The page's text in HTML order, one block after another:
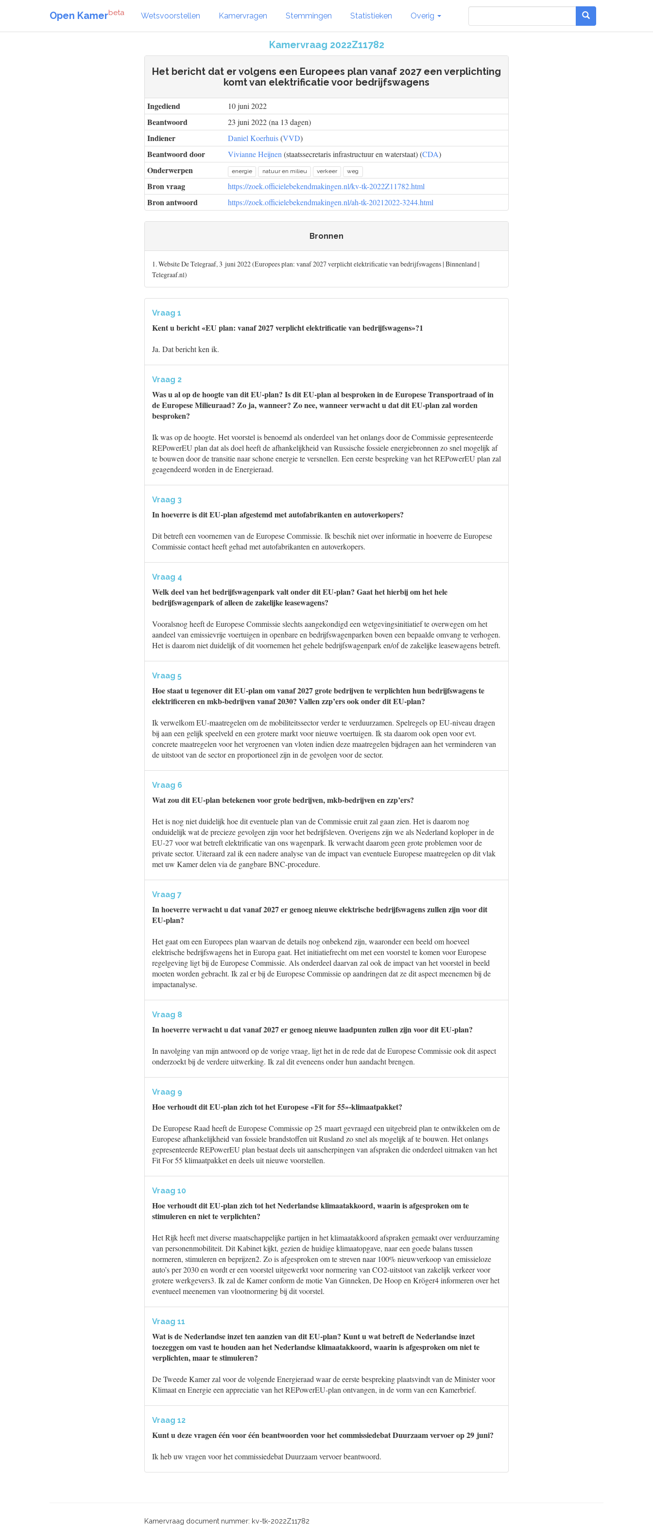
Open Kamerbeta Wetsvoorstellen Kamervragen Stemmingen Statistieken Overig
Kamervraag 2022Z11782
Het bericht dat er volgens een Europees plan vanaf 2027 een verplichting
komt van elektrificatie voor bedrijfswagens
Ingediend 10 juni 2022
Beantwoord 23 juni 2022 (na 13 dagen)
Indiener Daniel Koerhuis(VVD)
Beantwoord door Vivianne Heijnen (staatssecretaris infrastructuur en waterstaat) (CDA)
Onderwerpen energie natuur en milieu verkeer weg
Bron vraag https://zoek.officielebekendmakingen.nl/kv-tk-2022Z11782.html
Bron antwoord https://zoek.officielebekendmakingen.nl/ah-tk-20212022-3244.html
Bronnen
1. Website De Telegraaf, 3 juni 2022 (Europees plan: vanaf 2027 verplicht elektrificatie van bedrijfswagens | Binnenland |
Telegraaf.nl)
Vraag 1
Kent u bericht «EU plan: vanaf 2027 verplicht elektrificatie van bedrijfswagens»?1
Ja. Dat bericht ken ik.
Vraag 2
Was u al op de hoogte van dit EU-plan? Is dit EU-plan al besproken in de Europese Transportraad of in
de Europese Milieuraad? Zo ja, wanneer? Zo nee, wanneer verwacht u dat dit EU-plan zal worden
besproken?
Ik was op de hoogte. Het voorstel is benoemd als onderdeel van het onlangs door de Commissie gepresenteerde
REPowerEU plan dat als doel heeft de afhankelijkheid van Russische fossiele energiebronnen zo snel mogelijk af
te bouwen door de transitie naar schone energie te versnellen. Een eerste bespreking van het REPowerEU plan zal
geagendeerd worden in de Energieraad.
Vraag 3
In hoeverre is dit EU-plan afgestemd met autofabrikanten en autoverkopers?
Dit betreft een voornemen van de Europese Commissie. Ik beschik niet over informatie in hoeverre de Europese
Commissie contact heeft gehad met autofabrikanten en autoverkopers.
Vraag 4
Welk deel van het bedrijfswagenpark valt onder dit EU-plan? Gaat het hierbij om het hele
bedrijfswagenpark of alleen de zakelijke leasewagens?
Vooralsnog heeft de Europese Commissie slechts aangekondigd een wetgevingsinitiatief te overwegen om het
aandeel van emissievrije voertuigen in openbare en bedrijfswagenparken boven een bepaalde omvang te verhogen.
Het is daarom niet duidelijk of dit voornemen het gehele bedrijfswagenpark en/of de zakelijke leasewagens betreft.
Vraag 5
Hoe staat u tegenover dit EU-plan om vanaf 2027 grote bedrijven te verplichten hun bedrijfswagens te
elektrificeren en mkb-bedrijven vanaf 2030? Vallen zzp’ers ook onder dit EU-plan?
Ik verwelkom EU-maatregelen om de mobiliteitssector verder te verduurzamen. Spelregels op EU-niveau dragen
bij aan een gelijk speelveld en een grotere markt voor nieuwe voertuigen. Ik sta daarom ook open voor evt.
concrete maatregelen voor het vergroenen van vloten indien deze maatregelen bijdragen aan het verminderen van
de uitstoot van de sector en proportioneel zijn in de gevolgen voor de sector.
Vraag 6
Wat zou dit EU-plan betekenen voor grote bedrijven, mkb-bedrijven en zzp’ers?
Het is nog niet duidelijk hoe dit eventuele plan van de Commissie eruit zal gaan zien. Het is daarom nog
onduidelijk wat de precieze gevolgen zijn voor het bedrijfsleven. Overigens zijn we als Nederland koploper in de
EU-27 voor wat betreft elektrificatie van ons wagenpark. Ik verwacht daarom geen grote problemen voor de
private sector. Uiteraard zal ik een nadere analyse van de impact van eventuele Europese maatregelen op dit vlak
met uw Kamer delen via de gangbare BNC-procedure.
Vraag 7
In hoeverre verwacht u dat vanaf 2027 er genoeg nieuwe elektrische bedrijfswagens zullen zijn voor dit
EU-plan?
Het gaat om een Europees plan waarvan de details nog onbekend zijn, waaronder een beeld om hoeveel
elektrische bedrijfswagens het in Europa gaat. Het initiatiefrecht om met een voorstel te komen voor Europese
regelgeving ligt bij de Europese Commissie. Als onderdeel daarvan zal ook de impact van het voorstel in beeld
moeten worden gebracht. Ik zal er bij de Europese Commissie op aandringen dat ze dit aspect meenemen bij de
impactanalyse.
Vraag 8
In hoeverre verwacht u dat vanaf 2027 er genoeg nieuwe laadpunten zullen zijn voor dit EU-plan?
In navolging van mijn antwoord op de vorige vraag, ligt het in de rede dat de Europese Commissie ook dit aspect
onderzoekt bij de verdere uitwerking. Ik zal dit eveneens onder hun aandacht brengen.
Vraag 9
Hoe verhoudt dit EU-plan zich tot het Europese «Fit for 55»-klimaatpakket?
De Europese Raad heeft de Europese Commissie op 25 maart gevraagd een uitgebreid plan te ontwikkelen om de
Europese afhankelijkheid van fossiele brandstoffen uit Rusland zo snel als mogelijk af te bouwen. Het onlangs
gepresenteerde REPowerEU plan bestaat deels uit aanscherpingen van afspraken die onderdeel uitmaken van het
Fit For 55 klimaatpakket en deels uit nieuwe voorstellen.
Vraag 10
Hoe verhoudt dit EU-plan zich tot het Nederlandse klimaatakkoord, waarin is afgesproken om te
stimuleren en niet te verplichten?
Het Rijk heeft met diverse maatschappelijke partijen in het klimaatakkoord afspraken gemaakt over verduurzaming
van personenmobiliteit. Dit Kabinet kijkt, gezien de huidige klimaatopgave, naar een goede balans tussen
normeren, stimuleren en beprijzen2. Zo is afgesproken om te streven naar 100% nieuwverkoop van emissieloze
auto’s per 2030 en wordt er een voorstel uitgewerkt voor normering van CO2-uitstoot van zakelijk verkeer voor
grotere werkgevers3. Ik zal de Kamer conform de motie Van Ginneken, De Hoop en Kröger4 informeren over het
eventueel meenemen van vlootnormering bij dit voorstel.
Vraag 11
Wat is de Nederlandse inzet ten aanzien van dit EU-plan? Kunt u wat betreft de Nederlandse inzet
toezeggen om vast te houden aan het Nederlandse klimaatakkoord, waarin is afgesproken om niet te
verplichten, maar te stimuleren?
De Tweede Kamer zal voor de volgende Energieraad waar de eerste bespreking plaatsvindt van de Minister voor
Klimaat en Energie een appreciatie van het REPowerEU-plan ontvangen, in de vorm van een Kamerbrief.
Vraag 12
Kunt u deze vragen één voor één beantwoorden voor het commissiedebat Duurzaam vervoer op 29 juni?
Ik heb uw vragen voor het commissiedebat Duurzaam vervoer beantwoord.
Kamervraag document nummer: kv-tk-2022Z11782